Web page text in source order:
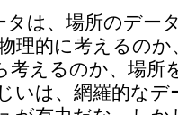
タは、場所のデー
理的に考えるの
考えるのか、場所
いは、網羅的な